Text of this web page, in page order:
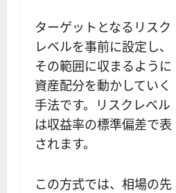
ターゲットとなるリスク
レベルを事前に設定し、
その範囲に収まるように
資産配分を動かしていく
手法です。リスクレベル
は収益率の標準偏差で表
されます。
この方式では、相場の先